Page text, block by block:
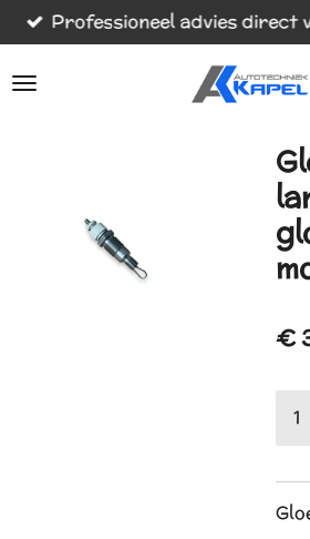
Ga
direct
naar
Professioneel advies direct
€